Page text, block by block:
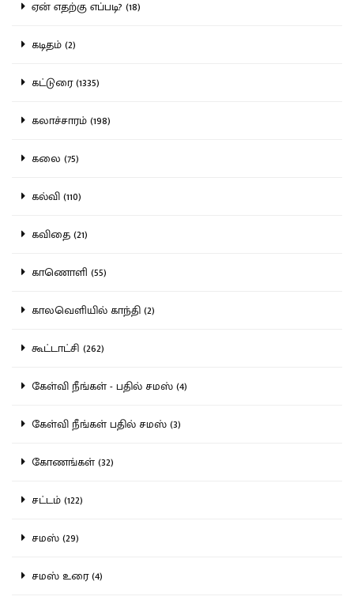
ஏன் எதற்கு எப்படி? (18)
கடிதம் (2)
கட்டுரை (1335)
கலாச்சாரம் (198)
கலை (75)
கல்வி (110)
கவிதை (21)
காணொளி (55)
காலவெளியில் காந்தி (2)
கூட்டாட்சி (262)
கேள்வி நீங்கள் - பதில் சமஸ் (4)
கேள்வி நீங்கள் பதில் சமஸ் (3)
கோணங்கள் (32)
சட்டம் (122)
சமஸ் (29)
சமஸ் உரை (4)